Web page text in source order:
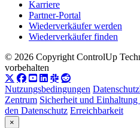
Karriere
Partner-Portal
Wiederverkäufer werden
Wiederverkäufer finden
© 2026 Copyright ControlUp
vorbehalten
Nutzungsbedingungen
Zentrum Sicherheit und
den Datenschutz Erreichbarkeit
×